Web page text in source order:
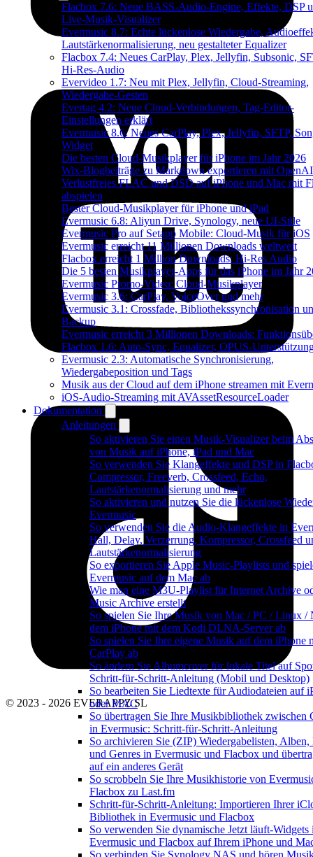
Flacbox 7.6: Neue BASS-Audio-Engine, Effekte, DSP
Live-Musik-Visualizer
Evermusic 8.7: Echte lückenlose Wiedergabe,
Lautstärkenormalisierung, neu gestalteter Equalizer
Flacbox 7.4: Neues CarPlay, Plex, Jellyfin, Subsonic,
Hi-Res-Audio
Evervideo 1.7: Neu mit Plex, Jellyfin, Cloud-Streaming,
Wiedergabe-Gesten
Evertag 4.2: Neue Cloud-Verbindungen, Tag-Editor-
Einstellungen erklärt
Evermusic 8.6: Neues CarPlay, Plex, Jellyfin, SFTP,
Widget
Die besten Cloud-Musikplayer für iPhone im Jahr 2026
Wix-Blogbeiträge zu Markdown exportieren mit OpenAI
Verlustfreies FLAC und DSD auf iPhone und Mac mit
abspielen
Bester Cloud-Musikplayer für iPhone und iPad
Evermusic 6.8: Aliyun Drive, Synology, neue UI-Stile
Evermusic Pro auf Setapp Mobile: Cloud-Musik für iOS
Evermusic erreicht 11 Millionen Downloads weltweit
Flacbox erreicht 1 Million Downloads: Hi-Res Audio
Die 5 besten Musikplayer-Apps für das iPhone im Jahr
Evermusic Promo-Video: Cloud-Musikplayer
Evermusic 3.6: CarPlay, VoiceOver und mehr
Evermusic 3.1: Crossfade, Bibliothekssynchronisation
Backup
Evermusic erreicht 3 Millionen Downloads:
Flacbox 1.6: Auto-Sync, Equalizer, OPUS-
Evermusic 2.3: Automatische Synchronisierung,
Wiedergabeposition und Tags
Musik aus der Cloud auf dem iPhone streamen mit
iOS-Audio-Streaming mit AVAssetResourceLoader
Dokumentation
Anleitungen
So aktivieren Sie einen Musik-Visualizer beim
von Musik auf iPhone, iPad und Mac
So verwenden Sie Klangeffekte und DSP in
Compressor, Freeverb, Crossfeed, Echo,
Lautstärkenormalisierung und mehr
So aktivieren und nutzen Sie die lückenlose
Evermusic
So verwenden Sie die Audio-Klangeffekte in
Hall, Delay, Verzerrung, Kompressor, Crossfeed
Lautstärkenormalisierung
So exportieren Sie Apple Music-Playlists und
Evermusic auf dem Mac ab
Wie man eine M3U-Playlist für Internet Archive
Music Archive erstellt
So spielen Sie Ihre Musik von Mac / PC / Linux /
dem iPhone mit dem Kodi DLNA-Server ab
So spielen Sie Ihre eigene Musik auf dem iPhone
CarPlay ab
So ändern Sie Albumcover für lokale Titel auf
Schritt-für-Schritt-Anleitung (Mobil und Desktop)
So bearbeiten Sie Liedtexte für Audiodateien auf
oder MAC
So übertragen Sie Ihre Musikbibliothek zwischen
in Evermusic: Schritt-für-Schritt-Anleitung
So archivieren Sie (ZIP) Wiedergabelisten,
und Genres in Evermusic und Flacbox und
auf ein anderes Gerät
So scrobbeln Sie Ihre Musikhistorie von
Flacbox zu Last.fm
Schritt-für-Schritt-Anleitung: Importieren Ihrer
Bibliothek in Evermusic und Flacbox
So verwenden Sie dynamische Jetzt läuft-Widgets
Evermusic und Flacbox auf Ihrem iPhone und
So verbinden Sie Synology NAS und hören
© 2023 - 2026 EVERAPPZ SL